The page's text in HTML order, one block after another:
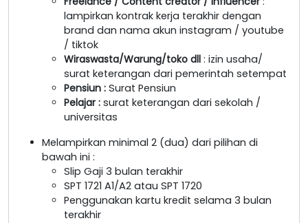
lampirkan kontrak kerja terakhir dengan
brand dan nama akun instagram / youtube
/ tiktok
Wiraswasta/Warung/toko dll : izin usaha/
surat keterangan dari pemerintah setempat
Pensiun : Surat Pensiun
Pelajar : surat keterangan dari sekolah /
universitas
Melampirkan minimal 2 (dua) dari pilihan di
bawah ini :
Slip Gaji 3 bulan terakhir
SPT 1721 A1/A2 atau SPT 1720
Penggunakan kartu kredit selama 3 bulan
terakhir